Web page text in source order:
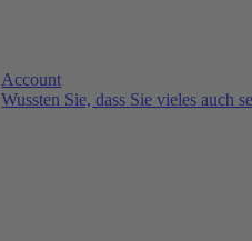
Account
Wussten Sie, dass Sie vieles auch